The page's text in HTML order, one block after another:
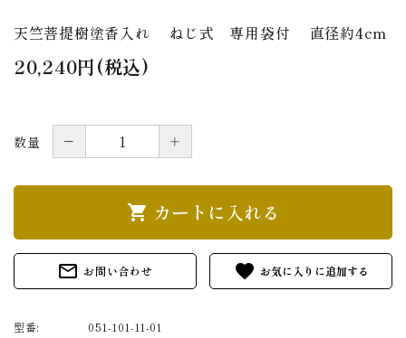
お問い合わせ
天竺菩提樹塗香入れ ねじ式 専用袋付 直径約4cm
20,240円(税込)
数量 － ＋
shopping_cart カートに入れる
mail_outline お問い合わせ favorite
型番: 051-101-11-01